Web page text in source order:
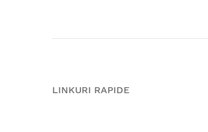
LINKURI RAPIDE